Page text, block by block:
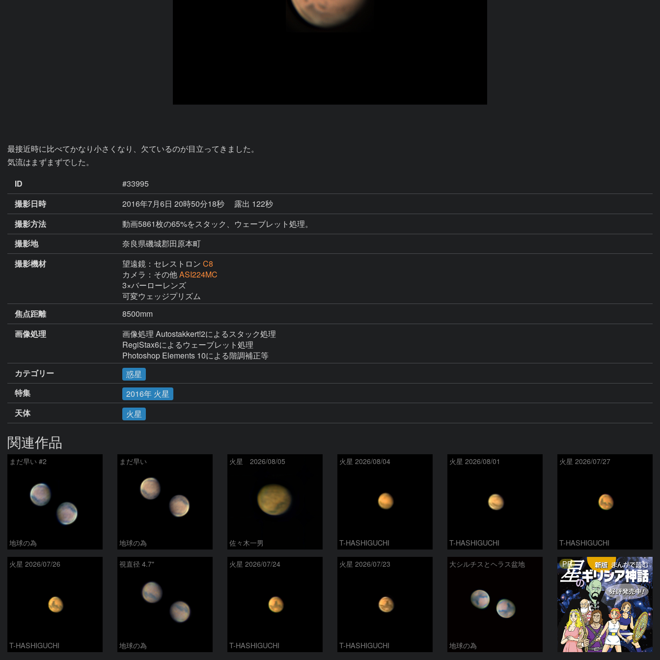
最接近時に比べてかなり小さくなり、欠ているのが目立ってきました。
気流はまずまずでした。
ID
#33995
撮影日時
2016年7月6日 20時50分18秒
露出 122秒
撮影方法
動画5861枚の65%をスタック、ウェーブレット処理。
撮影地
奈良県磯城郡田原本町
撮影機材
望遠鏡：セレストロン C8
カメラ：その他ASI224MC
3×バーローレンズ
可変ウェッジプリズム
焦点距離
8500mm
画像処理
画像処理 Autostakkert!2によるスタック処理
RegiStax6によるウェーブレット処理
Photoshop Elements 10による階調補正等
カテゴリー
惑星
特集
2016年 火星
天体
火星
関連作品
まだ早い #2
地球の為
まだ早い
地球の為
火星 2026/08/05
佐々木一男
火星 2026/08/04
T-HASHIGUCHI
火星 2026/08/01
T-HASHIGUCHI
火星 2026/07/27
T-HASHIGUCHI
火星 2026/07/26
T-HASHIGUCHI
視直径 4.7"
地球の為
火星 2026/07/24
T-HASHIGUCHI
火星 2026/07/23
T-HASHIGUCHI
大シルチスとヘラス盆地
地球の為
PR